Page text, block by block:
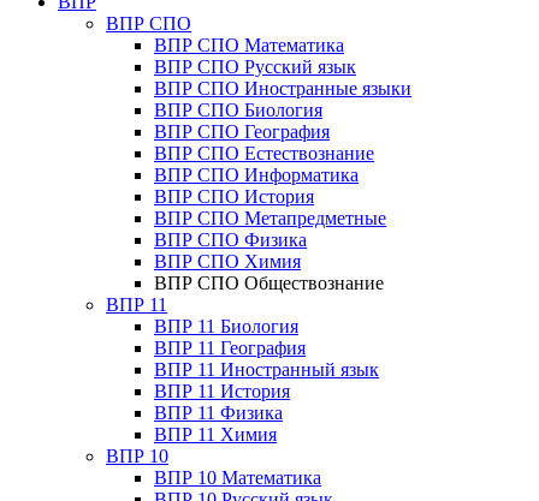
ВПР СПО
ВПР СПО Математика
ВПР СПО Русский язык
ВПР СПО Иностранные языки
ВПР СПО Биология
ВПР СПО География
ВПР СПО Естествознание
ВПР СПО Информатика
ВПР СПО История
ВПР СПО Метапредметные
ВПР СПО Физика
ВПР СПО Химия
ВПР СПО Обществознание
ВПР 11
ВПР 11 Биология
ВПР 11 География
ВПР 11 Иностранный язык
ВПР 11 История
ВПР 11 Физика
ВПР 11 Химия
ВПР 10
ВПР 10 Математика